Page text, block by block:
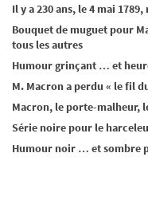
Il y a 230 ans, le 4 mai
Bouquet de muguet pour
tous les autres
Humour grinçant … et
M. Macron a perdu « le fil
Macron, le porte-malheur,
Série noire pour le
Humour noir … et sombre